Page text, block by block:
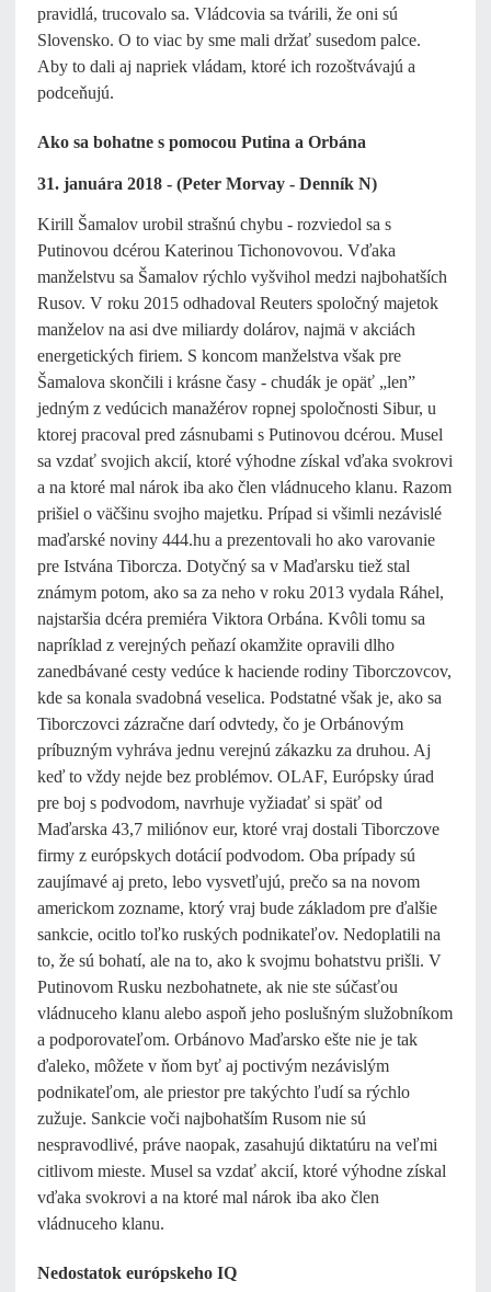
pravidlá, trucovalo sa. Vládcovia sa tvárili, že oni sú
Slovensko. O to viac by sme mali držať susedom palce.
Aby to dali aj napriek vládam, ktoré ich rozoštvávajú a
podceňujú.
Ako sa bohatne s pomocou Putina a Orbána
31. januára 2018 - (Peter Morvay - Denník N)
Kirill Šamalov urobil strašnú chybu - rozviedol sa s
Putinovou dcérou Katerinou Tichonovovou. Vďaka
manželstvu sa Šamalov rýchlo vyšvihol medzi najbohatších
Rusov. V roku 2015 odhadoval Reuters spoločný majetok
manželov na asi dve miliardy dolárov, najmä v akciách
energetických firiem. S koncom manželstva však pre
Šamalova skončili i krásne časy - chudák je opäť „len”
jedným z vedúcich manažérov ropnej spoločnosti Sibur, u
ktorej pracoval pred zásnubami s Putinovou dcérou. Musel
sa vzdať svojich akcií, ktoré výhodne získal vďaka svokrovi
a na ktoré mal nárok iba ako člen vládnuceho klanu. Razom
prišiel o väčšinu svojho majetku. Prípad si všimli nezávislé
maďarské noviny 444.hu a prezentovali ho ako varovanie
pre Istvána Tiborcza. Dotyčný sa v Maďarsku tiež stal
známym potom, ako sa za neho v roku 2013 vydala Ráhel,
najstaršia dcéra premiéra Viktora Orbána. Kvôli tomu sa
napríklad z verejných peňazí okamžite opravili dlho
zanedbávané cesty vedúce k haciende rodiny Tiborczovcov,
kde sa konala svadobná veselica. Podstatné však je, ako sa
Tiborczovci zázračne darí odvtedy, čo je Orbánovým
príbuzným vyhráva jednu verejnú zákazku za druhou. Aj
keď to vždy nejde bez problémov. OLAF, Európsky úrad
pre boj s podvodom, navrhuje vyžiadať si späť od
Maďarska 43,7 miliónov eur, ktoré vraj dostali Tiborczove
firmy z európskych dotácií podvodom. Oba prípady sú
zaujímavé aj preto, lebo vysvetľujú, prečo sa na novom
americkom zozname, ktorý vraj bude základom pre ďalšie
sankcie, ocitlo toľko ruských podnikateľov. Nedoplatili na
to, že sú bohatí, ale na to, ako k svojmu bohatstvu prišli. V
Putinovom Rusku nezbohatnete, ak nie ste súčasťou
vládnuceho klanu alebo aspoň jeho poslušným služobníkom
a podporovateľom. Orbánovo Maďarsko ešte nie je tak
ďaleko, môžete v ňom byť aj poctivým nezávislým
podnikateľom, ale priestor pre takýchto ľudí sa rýchlo
zužuje. Sankcie voči najbohatším Rusom nie sú
nespravodlivé, práve naopak, zasahujú diktatúru na veľmi
citlivom mieste. Musel sa vzdať akcií, ktoré výhodne získal
vďaka svokrovi a na ktoré mal nárok iba ako člen
vládnuceho klanu.
Nedostatok európskeho IQ